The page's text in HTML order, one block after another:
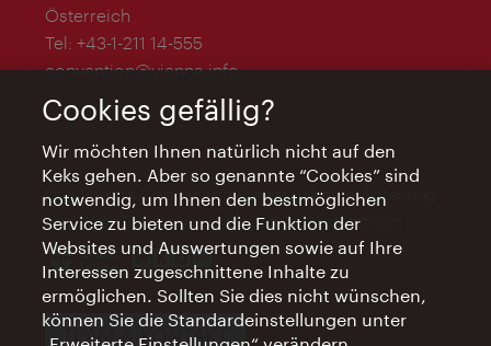
Österreich
Tel: +43-1-211 14-555
convention@vienna.info
Das Vienna Convention Bureau ist eine Abteilung
des WienTourismus und wird unterstützt von
TEAM & KONTAKT
Cookies gefällig?
Wir möchten Ihnen natürlich nicht auf den
Keks gehen. Aber so genannte “Cookies” sind
notwendig, um Ihnen den bestmöglichen
Service zu bieten und die Funktion der
Websites und Auswertungen sowie auf Ihre
Interessen zugeschnittene Inhalte zu
ermöglichen. Sollten Sie dies nicht wünschen,
können Sie die Standardeinstellungen unter